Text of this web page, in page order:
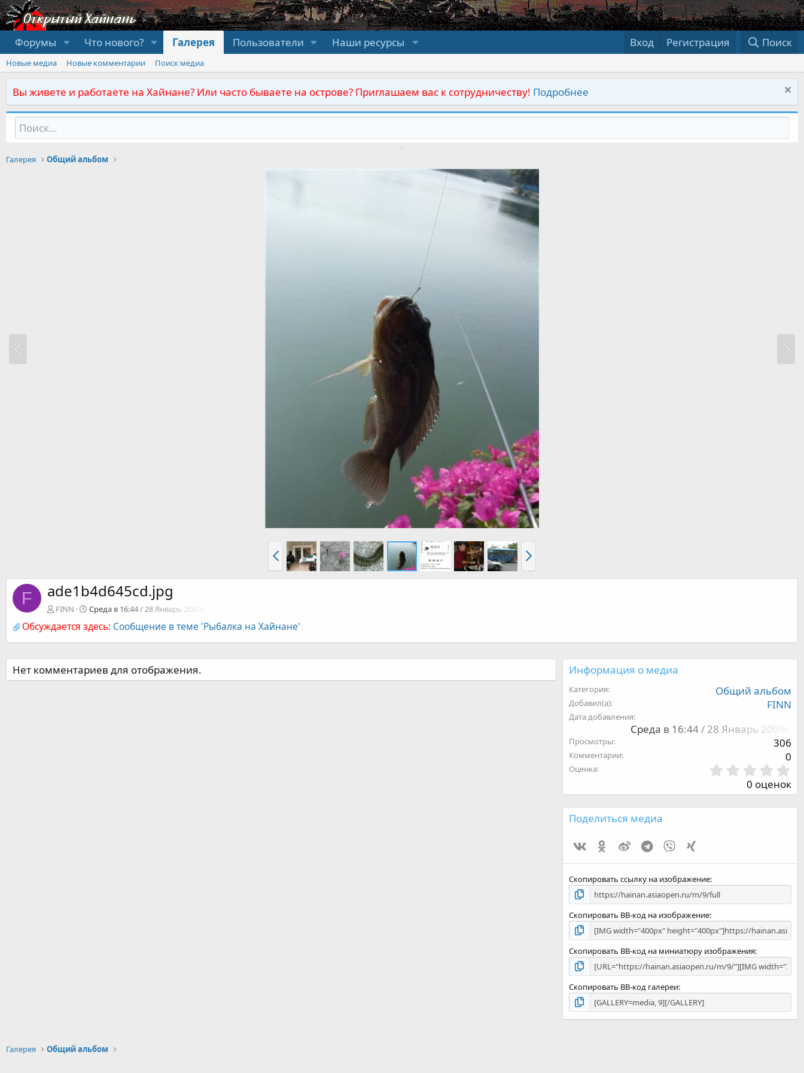
Форумы Что нового? Галерея Пользователи Наши ресурсы Вход Регистрация Поиск
Новые медиа Новые комментарии Поиск медиа
Вы живете и работаете на Хайнане? Или часто бываете на острове? Приглашаем вас к сотрудничеству! Подробнее
Галерея Общий альбом
F ade1b4d645cd.jpg
FINN Среда в 16:44 / 28 Январь 2009г.
Обсуждается здесь: Сообщение в теме 'Рыбалка на Хайнане'
Нет комментариев для отображения. Информация о медиа
Категория Общий альбом
Добавил(а) FINN
Дата добавления
Среда в 16:44 / 28 Январь 2009г.
Просмотры 306
Комментарии 0
Оценка
,
0
0
д
0 оценок
Поделиться медиа
Vk
Ok Weibo Telegram
Viber
Скопировать ссылку на изображение
Скопировать BB-код на изображение
Скопировать BB-код на миниатюру изображения
Скопировать BB-код галереи
Галерея Общий альбом